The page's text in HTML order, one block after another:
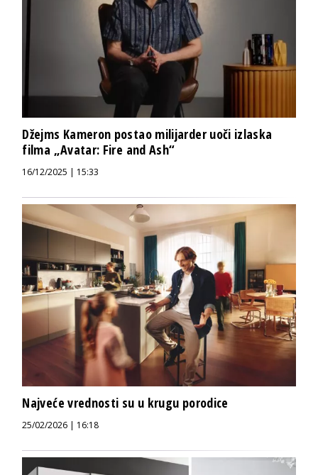
Džejms Kameron postao milijarder uoči izlaska
filma „Avatar: Fire and Ash“
16/12/2025 | 15:33
Najveće vrednosti su u krugu porodice
25/02/2026 | 16:18